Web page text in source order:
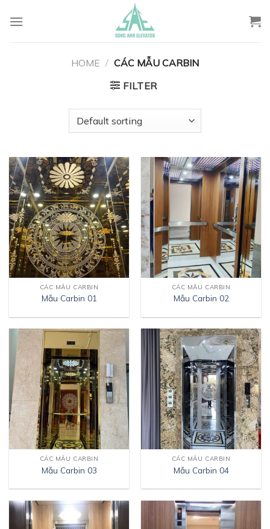
đến
HOME / CÁC MẪU CARBIN
FILTER
CÁC MẪU CARBIN
Mẫu Carbin 01
CÁC MẪU CARBIN
Mẫu Carbin 02
CÁC MẪU CARBIN
Mẫu Carbin 03
CÁC MẪU CARBIN
Mẫu Carbin 04